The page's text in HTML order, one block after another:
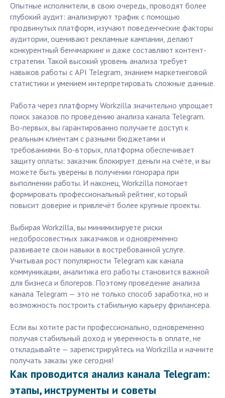
Опытные исполнители, в свою очередь, проводят более
глубокий аудит: анализируют трафик с помощью
продвинутых платформ, изучают поведенческие факторы
аудитории, оценивают рекламные кампании, делают
конкурентный бенчмаркинг и даже составляют контент-
стратегии. Такой высокий уровень анализа требует
навыков работы с API Telegram, знанием маркетинговой
статистики и умением интерпретировать сложные данные.
Работа через платформу Workzilla значительно упрощает
поиск заказов по проведению анализа канала Telegram.
Во-первых, вы гарантированно получаете доступ к
реальным клиентам с разными бюджетами и
требованиями. Во-вторых, платформа обеспечивает
защиту оплаты: заказчик блокирует деньги на счёте, и вы
можете быть уверены в получении гонорара при
выполнении работы. И наконец, Workzilla помогает
формировать профессиональный рейтинг, который
повысит доверие и привлечёт более крупные проекты.
Выбирая Workzilla, вы минимизируете риски
недобросовестных заказчиков и одновременно
развиваете свои навыки в востребованной услуге.
Учитывая рост популярности Telegram как канала
коммуникации, аналитика его работы становится важной
для бизнеса и блогеров. Поэтому проведение анализа
канала Telegram — это не только способ заработка, но и
возможность построить стабильную карьеру фрилансера.
Если вы хотите расти профессионально, одновременно
получая стабильный доход и уверенность в оплате, не
откладывайте — зарегистрируйтесь на Workzilla и начните
получать заказы уже сегодня!
Как проводится анализ канала Telegram:
этапы, инструменты и советы